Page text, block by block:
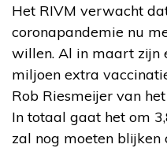
Het RIVM verwacht
coronapandemie nu
willen. Al in maart zijn
miljoen extra
Rob Riesmeijer van
In totaal gaat het om
zal nog moeten